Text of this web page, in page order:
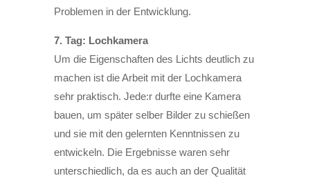
Problemen in der Entwicklung.
7. Tag: Lochkamera
Um die Eigenschaften des Lichts deutlich zu
machen ist die Arbeit mit der Lochkamera
sehr praktisch. Jede:r durfte eine Kamera
bauen, um später selber Bilder zu schießen
und sie mit den gelernten Kenntnissen zu
entwickeln. Die Ergebnisse waren sehr
unterschiedlich, da es auch an der Qualität